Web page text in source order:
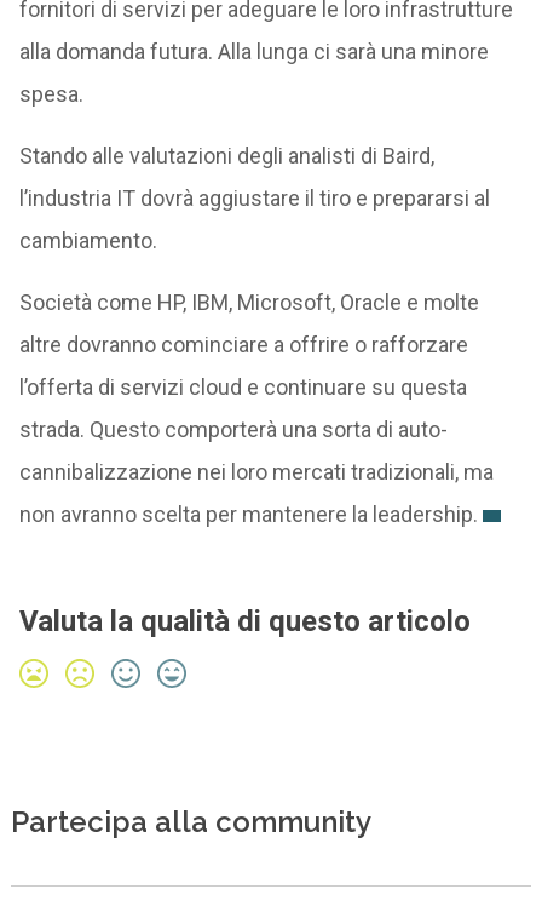
fornitori di servizi per adeguare le loro infrastrutture
alla domanda futura. Alla lunga ci sarà una minore
spesa.
Stando alle valutazioni degli analisti di Baird,
l’industria IT dovrà aggiustare il tiro e prepararsi al
cambiamento.
Società come HP, IBM, Microsoft, Oracle e molte
altre dovranno cominciare a offrire o rafforzare
l’offerta di servizi cloud e continuare su questa
strada. Questo comporterà una sorta di auto-
cannibalizzazione nei loro mercati tradizionali, ma
non avranno scelta per mantenere la leadership.
Valuta la qualità di questo articolo
Partecipa alla community